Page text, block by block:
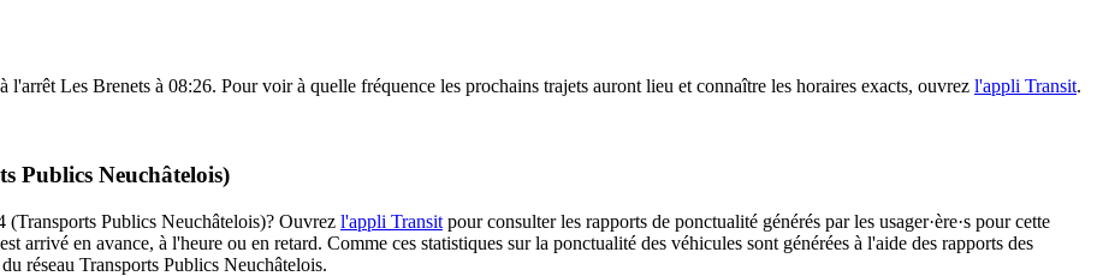
Les Brenets à 08:26. Pour voir à quelle fréquence les prochains trajets auront lieu et connaître les horaires exacts, ouvrez l'appli Transit.
Publics Neuchâtelois)
(Transports Publics Neuchâtelois)? Ouvrez l'appli Transit pour consulter les rapports de ponctualité générés par les usager·ère·s pour cette
arrivé en avance, à l'heure ou en retard. Comme ces statistiques sur la ponctualité des véhicules sont générées à l'aide des rapports des
réseau Transports Publics Neuchâtelois.